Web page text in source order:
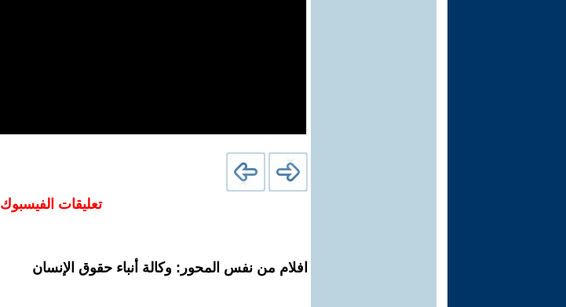
تعليقات الفيسبوك
افلام من نفس المحور: وكالة أنباء حقوق الإنسان